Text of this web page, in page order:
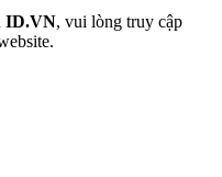
ID.VN, vui lòng truy cập